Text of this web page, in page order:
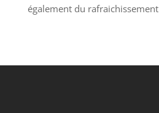
également du rafraichissement